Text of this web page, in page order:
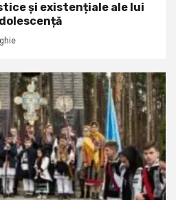
și existențiale ale lui